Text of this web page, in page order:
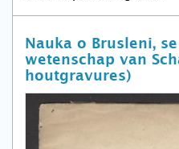
Nauka o Brusleni,
wetenschap van
houtgravures)